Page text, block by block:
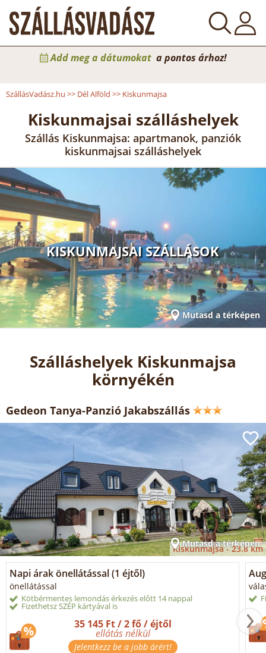
Add meg a dátumokat a pontos árhoz!
SzállásVadász.hu >> Dél Alföld >> Kiskunmajsa
Kiskunmajsai szálláshelyek
Szállás Kiskunmajsa: apartmanok, panziók
kiskunmajsai szálláshelyek
KISKUNMAJSAI SZÁLLÁSOK
Mutasd a térképen
Szálláshelyek Kiskunmajsa
környékén
Gedeon Tanya-Panzió Jakabszállás
Mutasd a térképen
Kiskunmajsa -23.8 km
Napi árak önellátással (1 éjtől)
önellátással
Kötbérmentes lemondás érkezés előtt 14 nappal
Fizethetsz SZÉP kártyával is
35 145 Ft / 2 fő / éjtől
ellátás nélkül
Jelentkezz be a jobb árért!